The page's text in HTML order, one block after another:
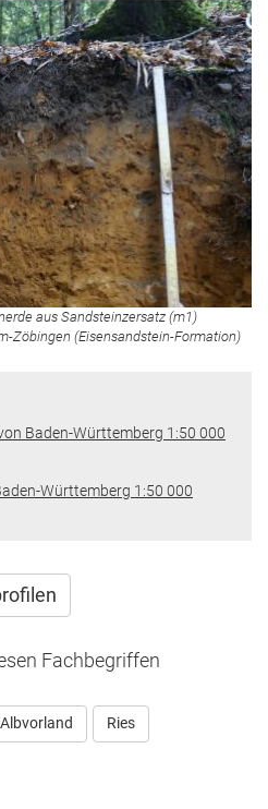
aus Sandsteinzersatz (m1)
Zöbingen (Eisensandstein-Formation)
Baden-Württemberg 1:50 000
Württemberg 1:50 000
Fachbegriffen
Albvorland Ries